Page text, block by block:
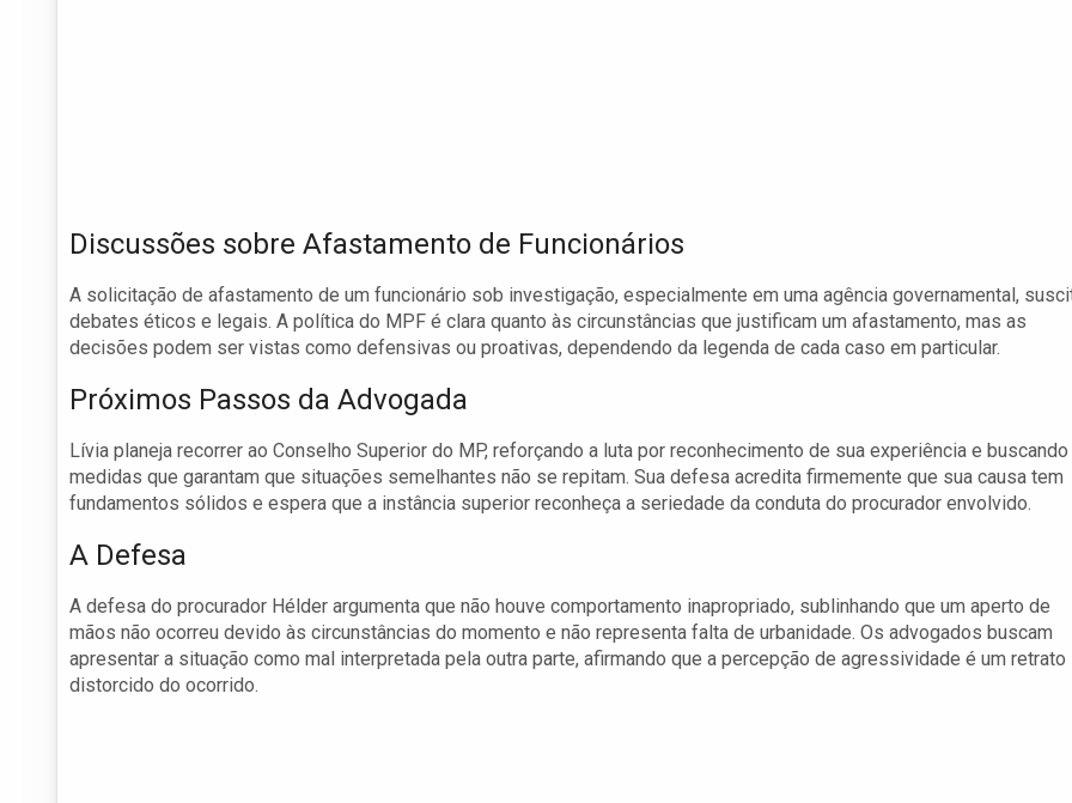
Discussões sobre Afastamento de Funcionários
A solicitação de afastamento de um funcionário sob investigação, especialmente em uma agência governamental,
debates éticos e legais. A política do MPF é clara quanto às circunstâncias que justificam um afastamento, mas as
decisões podem ser vistas como defensivas ou proativas, dependendo da legenda de cada caso em particular.
Próximos Passos da Advogada
Lívia planeja recorrer ao Conselho Superior do MP, reforçando a luta por reconhecimento de sua experiência e buscando
medidas que garantam que situações semelhantes não se repitam. Sua defesa acredita firmemente que sua causa tem
fundamentos sólidos e espera que a instância superior reconheça a seriedade da conduta do procurador envolvido.
A Defesa
A defesa do procurador Hélder argumenta que não houve comportamento inapropriado, sublinhando que um aperto de
mãos não ocorreu devido às circunstâncias do momento e não representa falta de urbanidade. Os advogados buscam
apresentar a situação como mal interpretada pela outra parte, afirmando que a percepção de agressividade é um retrato
distorcido do ocorrido.